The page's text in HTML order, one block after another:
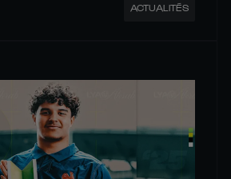
ACTUALITÉS